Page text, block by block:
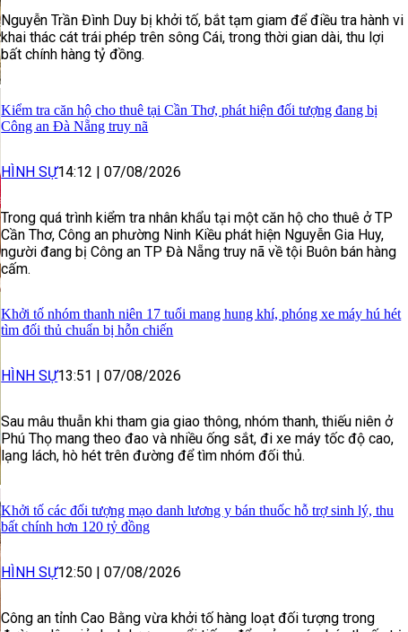
Nguyễn Trần Đình Duy bị khởi tố, bắt tạm giam để điều tra hành vi
khai thác cát trái phép trên sông Cái, trong thời gian dài, thu lợi
bất chính hàng tỷ đồng.
Kiểm tra căn hộ cho thuê tại Cần Thơ, phát hiện đối tượng đang bị
Công an Đà Nẵng truy nã
HÌNH SỰ14:12 | 07/08/2026
Trong quá trình kiểm tra nhân khẩu tại một căn hộ cho thuê ở TP
Cần Thơ, Công an phường Ninh Kiều phát hiện Nguyễn Gia Huy,
người đang bị Công an TP Đà Nẵng truy nã về tội Buôn bán hàng
cấm.
Khởi tố nhóm thanh niên 17 tuổi mang hung khí, phóng xe máy hú hét
tìm đối thủ chuẩn bị hỗn chiến
HÌNH SỰ13:51 | 07/08/2026
Sau mâu thuẫn khi tham gia giao thông, nhóm thanh, thiếu niên ở
Phú Thọ mang theo đao và nhiều ống sắt, đi xe máy tốc độ cao,
lạng lách, hò hét trên đường để tìm nhóm đối thủ.
Khởi tố các đối tượng mạo danh lương y bán thuốc hỗ trợ sinh lý, thu
bất chính hơn 120 tỷ đồng
HÌNH SỰ12:50 | 07/08/2026
Công an tỉnh Cao Bằng vừa khởi tố hàng loạt đối tượng trong